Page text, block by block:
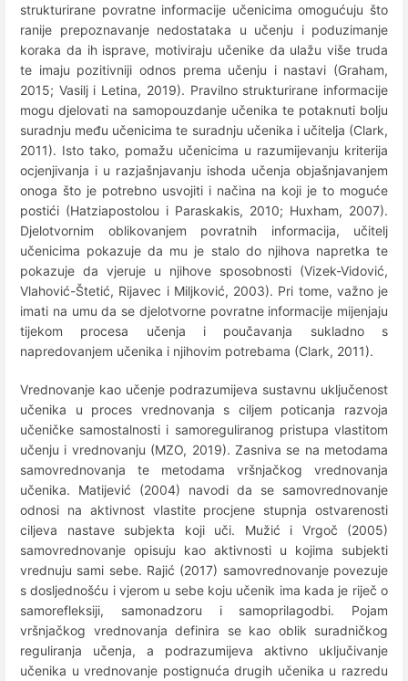
strukturirane povratne informacije učenicima omogućuju što
ranije prepoznavanje nedostataka u učenju i poduzimanje
koraka da ih isprave, motiviraju učenike da ulažu više truda
te imaju pozitivniji odnos prema učenju i nastavi (Graham,
2015; Vasilj i Letina, 2019). Pravilno strukturirane informacije
mogu djelovati na samopouzdanje učenika te potaknuti bolju
suradnju među učenicima te suradnju učenika i učitelja (Clark,
2011). Isto tako, pomažu učenicima u razumijevanju kriterija
ocjenjivanja i u razjašnjavanju ishoda učenja objašnjavanjem
onoga što je potrebno usvojiti i načina na koji je to moguće
postići (Hatziapostolou i Paraskakis, 2010; Huxham, 2007).
Djelotvornim oblikovanjem povratnih informacija, učitelj
učenicima pokazuje da mu je stalo do njihova napretka te
pokazuje da vjeruje u njihove sposobnosti (Vizek-Vidović,
Vlahović-Štetić, Rijavec i Miljković, 2003). Pri tome, važno je
imati na umu da se djelotvorne povratne informacije mijenjaju
tijekom procesa učenja i poučavanja sukladno s
napredovanjem učenika i njihovim potrebama (Clark, 2011).
Vrednovanje kao učenje podrazumijeva sustavnu uključenost
učenika u proces vrednovanja s ciljem poticanja razvoja
učeničke samostalnosti i samoreguliranog pristupa vlastitom
učenju i vrednovanju (MZO, 2019). Zasniva se na metodama
samovrednovanja te metodama vršnjačkog vrednovanja
učenika. Matijević (2004) navodi da se samovrednovanje
odnosi na aktivnost vlastite procjene stupnja ostvarenosti
ciljeva nastave subjekta koji uči. Mužić i Vrgoč (2005)
samovrednovanje opisuju kao aktivnosti u kojima subjekti
vrednuju sami sebe. Rajić (2017) samovrednovanje povezuje
s dosljednošću i vjerom u sebe koju učenik ima kada je riječ o
samorefleksiji, samonadzoru i samoprilagodbi. Pojam
vršnjačkog vrednovanja definira se kao oblik suradničkog
reguliranja učenja, a podrazumijeva aktivno uključivanje
učenika u vrednovanje postignuća drugih učenika u razredu